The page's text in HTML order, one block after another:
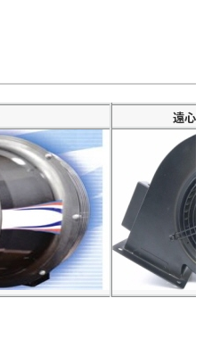
遠心フ